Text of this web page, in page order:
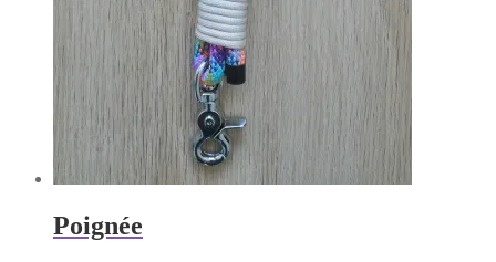
Poignée